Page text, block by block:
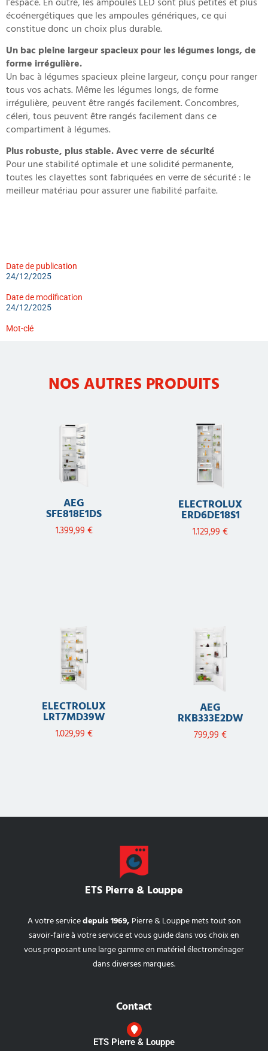
écoénergétiques que les ampoules génériques, ce qui
constitue donc un choix plus durable.
Un bac pleine largeur spacieux pour les légumes longs, de
forme irrégulière.
Un bac à légumes spacieux pleine largeur, conçu pour ranger
tous vos achats. Même les légumes longs, de forme
irrégulière, peuvent être rangés facilement. Concombres,
céleri, tous peuvent être rangés facilement dans ce
compartiment à légumes.
Plus robuste, plus stable. Avec verre de sécurité
Pour une stabilité optimale et une solidité permanente,
toutes les clayettes sont fabriquées en verre de sécurité : le
meilleur matériau pour assurer une fiabilité parfaite.
Date de publication
24/12/2025
Date de modification
24/12/2025
Mot-clé
NOS AUTRES PRODUITS
AEG
SFE818E1DS
1.399,99 €
ELECTROLUX
ERD6DE18S1
1.129,99 €
ELECTROLUX
LRT7MD39W
1.029,99 €
AEG
RKB333E2DW
799,99 €
ETS Pierre & Louppe
A votre servicedepuis 1969, Pierre & Louppe mets tout son
savoir-faire à votre service et vous guide dans vos choix en
vous proposant une large gamme en matériel électroménager
dans diverses marques.
Contact
ETS Pierre & Louppe